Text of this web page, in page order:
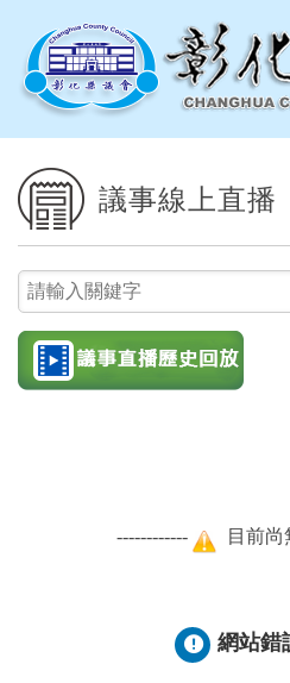
議事線上直播
請輸入關鍵字
------------ 目前尚
網站錯